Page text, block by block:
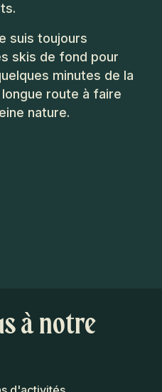
suis toujours
skis de fond pour
minutes de la
route à faire
nature.
à notre